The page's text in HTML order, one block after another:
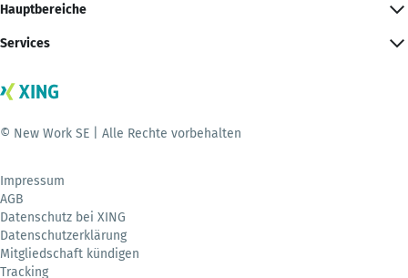
Hauptbereiche
Services
© New Work SE | Alle Rechte vorbehalten
Impressum
AGB
Datenschutz bei XING
Datenschutzerklärung
Mitgliedschaft kündigen
Tracking